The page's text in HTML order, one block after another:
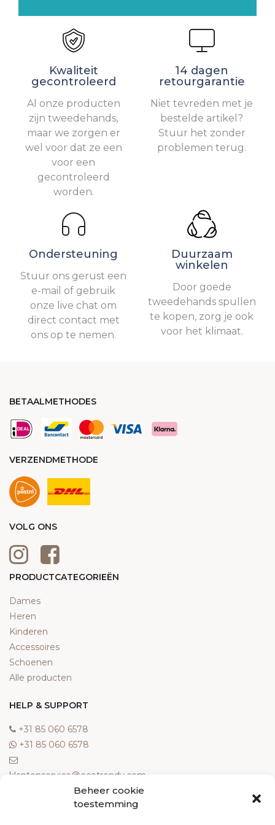
Beheer cookie
toestemming
Kwaliteit
gecontroleerd
Al onze producten
zijn tweedehands,
maar we zorgen er
wel voor dat ze een
voor een
gecontroleerd
worden.
14 dagen
retourgarantie
Niet tevreden met je
bestelde artikel?
Stuur het zonder
problemen terug.
Ondersteuning
Stuur ons gerust een
e-mail of gebruik
onze live chat om
direct contact met
ons op te nemen.
Duurzaam
winkelen
Door goede
tweedehands spullen
te kopen, zorg je ook
voor het klimaat.
BETAALMETHODES
VERZENDMETHODE
VOLG ONS
PRODUCTCATEGORIEËN
Dames
Heren
Kinderen
Accessoires
Schoenen
Alle producten
HELP & SUPPORT
‎+31 85 060 6578
‎+31 85 060 6578
klantenservice@ecotrendy.com